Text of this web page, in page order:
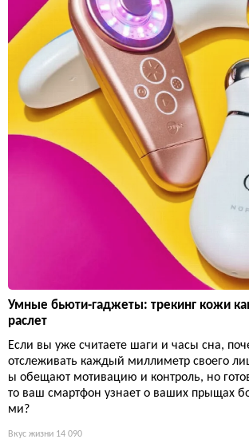
Умные бьюти-гаджеты: трекинг кожи
раслет
Если вы уже считаете шаги и часы сна,
отслеживать каждый миллиметр своего
ы обещают мотивацию и контроль, но
то ваш смартфон узнает о ваших прыщах
ми?
Вкус жизни 14 090